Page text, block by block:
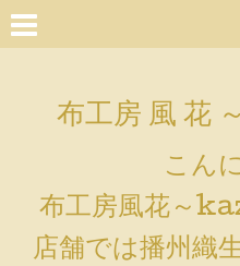
布工房 風 花
こん
布工房風花～
店舗では播州織